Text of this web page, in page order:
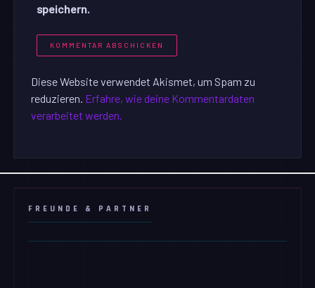
speichern.
Diese Website verwendet Akismet, um Spam zu
reduzieren. Erfahre, wie deine Kommentardaten
verarbeitet werden.
FREUNDE & PARTNER